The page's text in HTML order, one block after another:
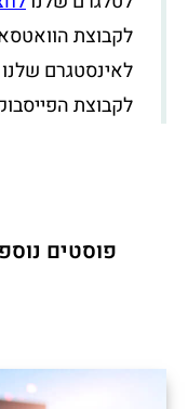
לקבוצת
לאינסטגרם שלנו
לקבוצת
פוסטים